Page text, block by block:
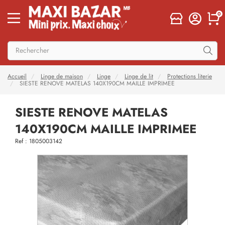
0
Accueil Linge de maison Linge Linge de lit
Protections literie
SIESTE RENOVE MATELAS 140X190CM MAILLE IMPRIMEE
SIESTE RENOVE MATELAS
140X190CM MAILLE IMPRIMEE
Ref : 1805003142